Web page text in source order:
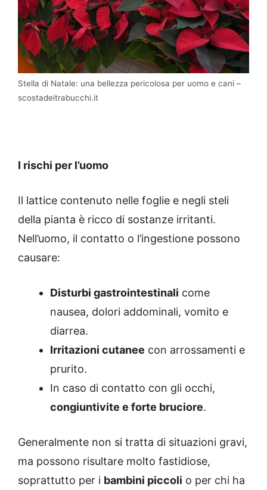
Stella di Natale: una bellezza pericolosa per uomo e cani –
scostadeitrabucchi.it
I rischi per l’uomo
Il lattice contenuto nelle foglie e negli steli
della pianta è ricco di sostanze irritanti.
Nell’uomo, il contatto o l’ingestione possono
causare:
Disturbi gastrointestinali come
nausea, dolori addominali, vomito e
diarrea.
Irritazioni cutanee con arrossamenti e
prurito.
In caso di contatto con gli occhi,
congiuntivite e forte bruciore.
Generalmente non si tratta di situazioni gravi,
ma possono risultare molto fastidiose,
soprattutto per i bambini piccoli o per chi ha